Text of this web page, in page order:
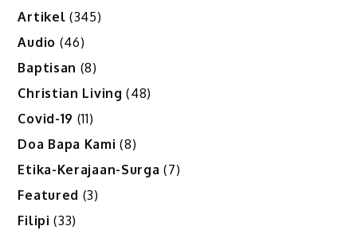
Artikel (345)
Audio (46)
Baptisan (8)
Christian Living (48)
Covid-19 (11)
Doa Bapa Kami (8)
Etika-Kerajaan-Surga (7)
Featured (3)
Filipi (33)